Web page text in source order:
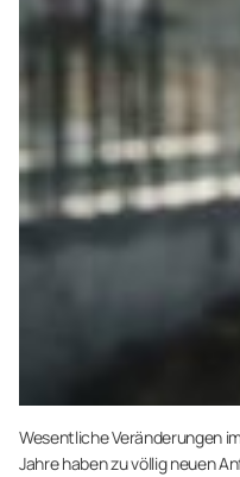
Wesentliche Veränderungen
Jahre haben zu völlig neuen